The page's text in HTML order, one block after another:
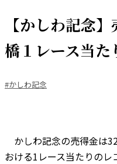
【かしわ記念
橋１レース当た
#かしわ記念
かしわ記念の売得金は
おける1レース当たりの